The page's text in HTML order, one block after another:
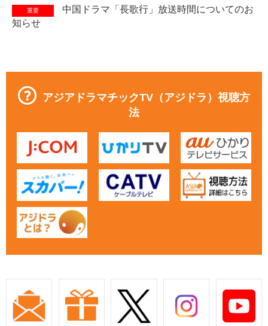
重要
中国ドラマ「長歌行」放送時間についてのお
知らせ
アジアドラマチックTV（アジドラ）視聴方
法